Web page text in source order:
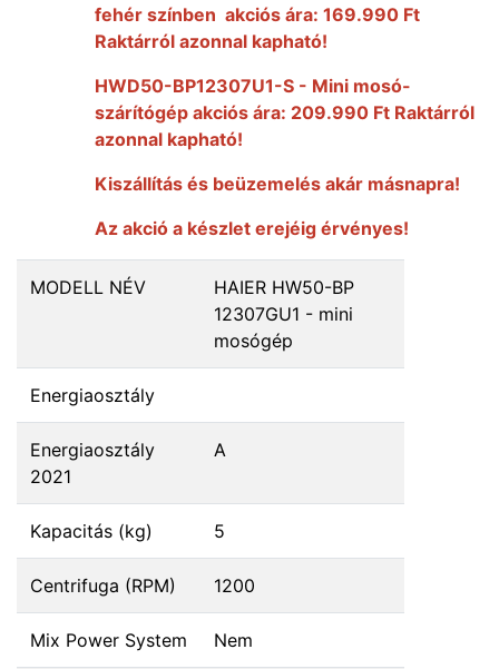
fehér színben akciós ára: 169.990 Ft
Raktárról azonnal kapható!
HWD50-BP12307U1-S - Mini mosó-
szárítógép akciós ára: 209.990 Ft Raktárról
azonnal kapható!
Kiszállítás és beüzemelés akár másnapra!
Az akció a készlet erejéig érvényes!
MODELL NÉV
HAIER HW50-BP
12307GU1 - mini
mosógép
Energiaosztály
Energiaosztály
2021
A
Kapacitás (kg) 5
Centrifuga (RPM) 1200
Mix Power System Nem